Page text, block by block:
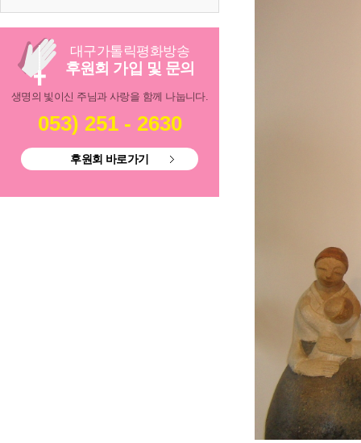
대구가톨릭평화방송
후원회 가입 및 문의
생명의 빛이신 주님과 사랑을 함께 나눕니다.
053) 251 - 2630
후원회 바로가기